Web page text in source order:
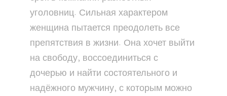
уголовниц. Сильная характером
женщина пытается преодолеть все
препятствия в жизни. Она хочет выйти
на свободу, воссоединиться с
дочерью и найти состоятельного и
надёжного мужчину, с которым можно